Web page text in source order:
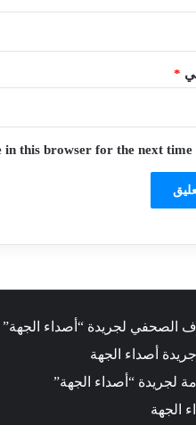
*
in this browser for the next time
الصحفي لجريدة “أصداء الجهة”
أصداء الجهة
لجريدة “أصداء الجهة”
الجهة